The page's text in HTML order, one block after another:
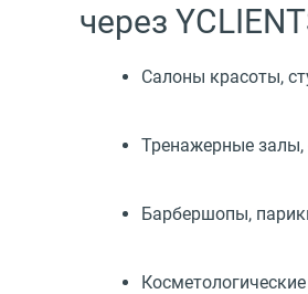
через
Cалоны красоты,
Тренажерные залы,
Барбершопы,